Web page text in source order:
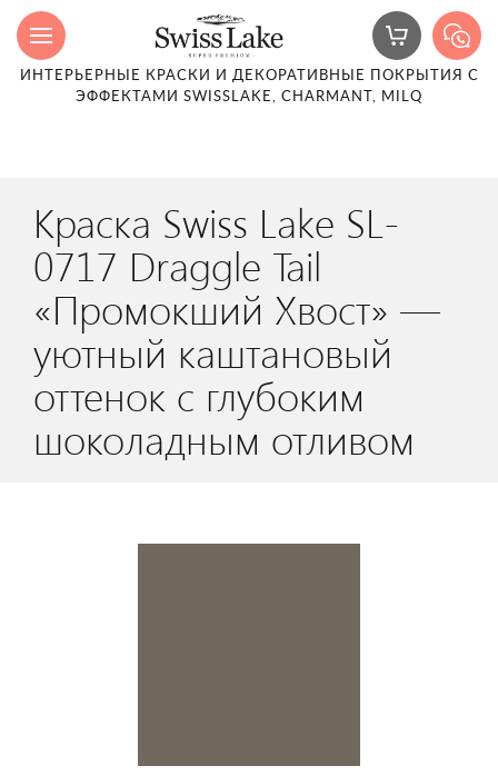
ИНТЕРЬЕРНЫЕ КРАСКИ И ДЕКОРАТИВНЫЕ ПОКРЫТИЯ С
ЭФФЕКТАМИ SWISSLAKE, CHARMANT, MILQ
Краска Swiss Lake SL-
0717 Draggle Tail
«Промокший Хвост» —
уютный каштановый
оттенок с глубоким
шоколадным отливом